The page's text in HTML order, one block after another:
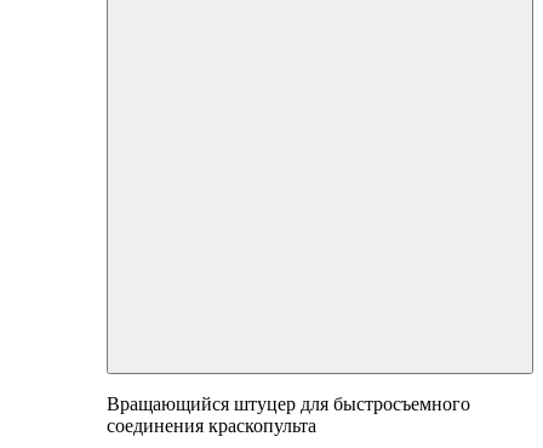
Вращающийся штуцер для быстросъемного
соединения краскопульта